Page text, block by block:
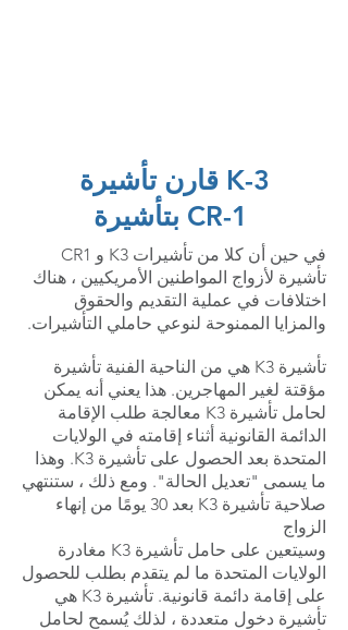
قارن تأشيرة K-3
بتأشيرة CR-1
في حين أن كلا من تأشيرات K3 و CR1
تأشيرة لأزواج المواطنين الأمريكيين ، هناك
اختلافات في عملية التقديم والحقوق
والمزايا الممنوحة لنوعي حاملي التأشيرات.
تأشيرة K3 هي من الناحية الفنية تأشيرة
مؤقتة لغير المهاجرين. هذا يعني أنه يمكن
لحامل تأشيرة K3 معالجة طلب الإقامة
الدائمة القانونية أثناء إقامته في الولايات
المتحدة بعد الحصول على تأشيرة K3. وهذا
ما يسمى "تعديل الحالة". ومع ذلك ، ستنتهي
صلاحية تأشيرة K3 بعد 30 يومًا من إنهاء
الزواج
وسيتعين على حامل تأشيرة K3 مغادرة
الولايات المتحدة ما لم يتقدم بطلب للحصول
على إقامة دائمة قانونية. تأشيرة K3 هي
تأشيرة دخول متعددة ، لذلك يُسمح لحامل